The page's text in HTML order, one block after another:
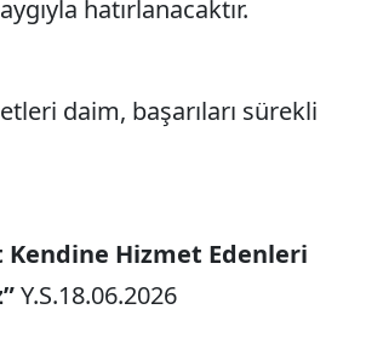
hatırlanacaktır.
daim, başarıları sürekli
Kendine Hizmet Edenleri
Y.S.18.06.2026